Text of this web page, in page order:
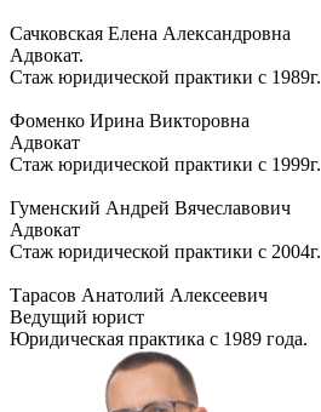
Сачковская Елена Александровна
Адвокат.
Стаж юридической практики с 1989г.
Фоменко Ирина Викторовна
Адвокат
Стаж юридической практики с 1999г.
Гуменский Андрей Вячеславович
Адвокат
Стаж юридической практики с 2004г.
Тарасов Анатолий Алексеевич
Ведущий юрист
Юридическая практика с 1989 года.